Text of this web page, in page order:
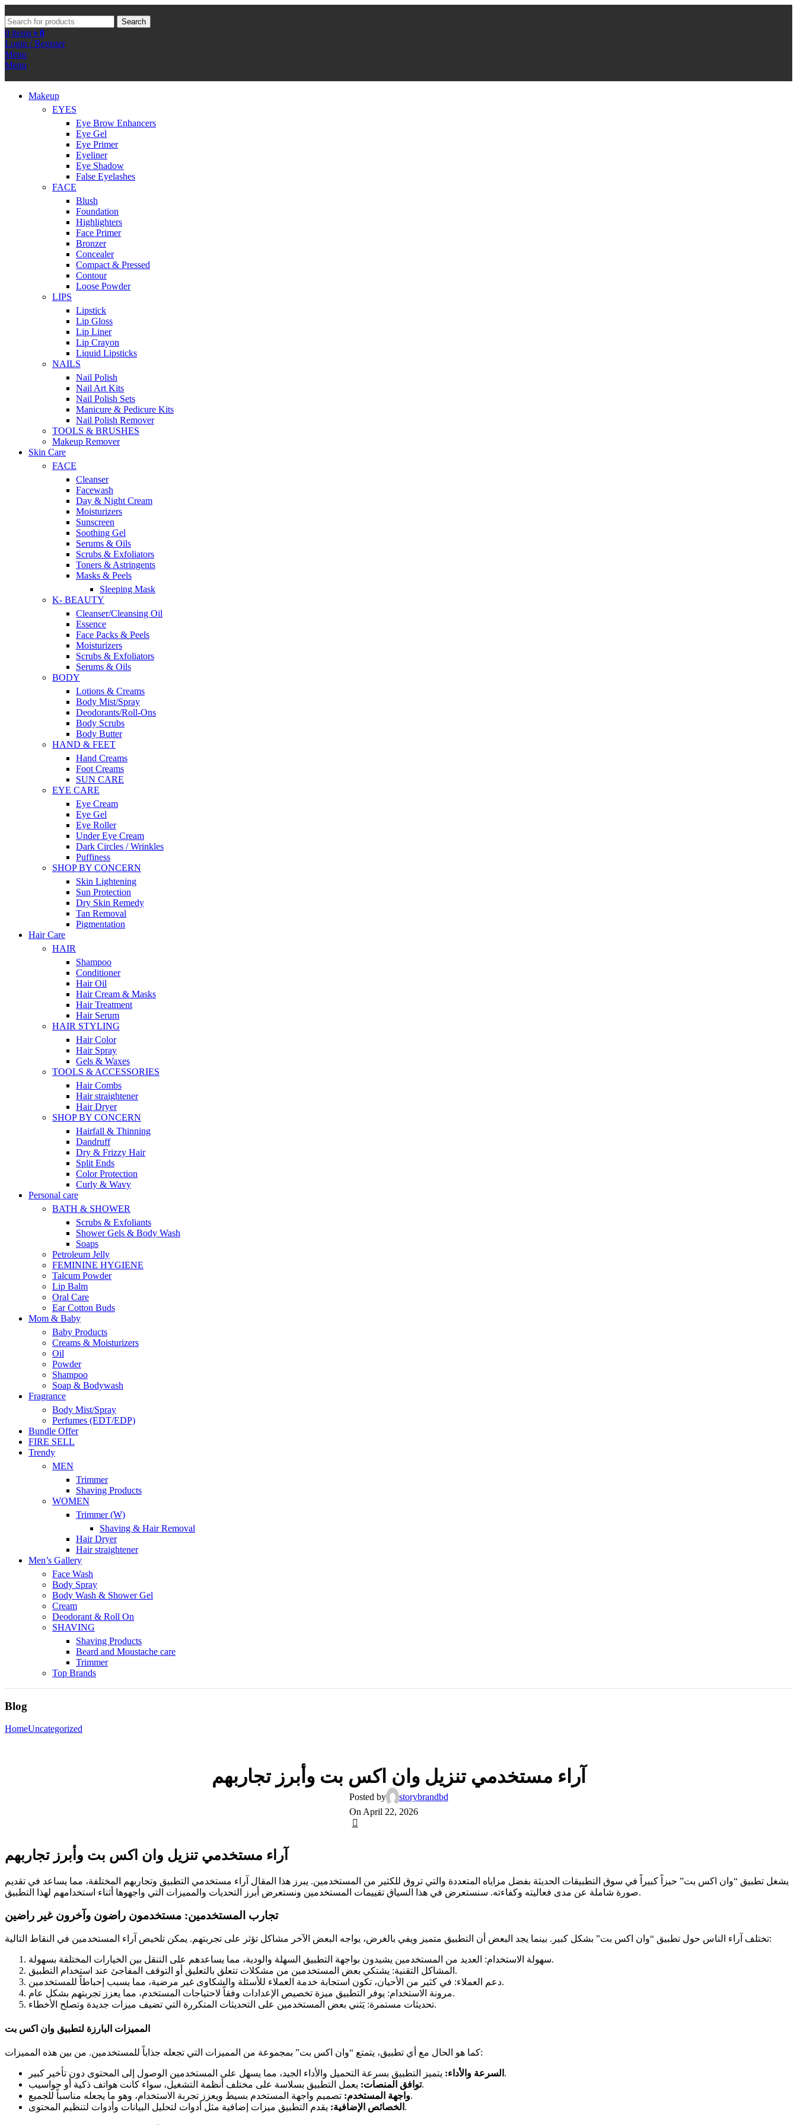
Search
0 items ৳0
Login / Register
Menu
Menu
Makeup
EYES
Eye Brow Enhancers
Eye Gel
Eye Primer
Eyeliner
Eye Shadow
False Eyelashes
FACE
Blush
Foundation
Highlighters
Face Primer
Bronzer
Concealer
Compact & Pressed
Contour
Loose Powder
LIPS
Lipstick
Lip Gloss
Lip Liner
Lip Crayon
Liquid Lipsticks
NAILS
Nail Polish
Nail Art Kits
Nail Polish Sets
Manicure & Pedicure Kits
Nail Polish Remover
TOOLS & BRUSHES
Makeup Remover
Skin Care
FACE
Cleanser
Facewash
Day & Night Cream
Moisturizers
Sunscreen
Soothing Gel
Serums & Oils
Scrubs & Exfoliators
Toners & Astringents
Masks & Peels
Sleeping Mask
K- BEAUTY
Cleanser/Cleansing Oil
Essence
Face Packs & Peels
Moisturizers
Scrubs & Exfoliators
Serums & Oils
BODY
Lotions & Creams
Body Mist/Spray
Deodorants/Roll-Ons
Body Scrubs
Body Butter
HAND & FEET
Hand Creams
Foot Creams
SUN CARE
EYE CARE
Eye Cream
Eye Gel
Eye Roller
Under Eye Cream
Dark Circles / Wrinkles
Puffiness
SHOP BY CONCERN
Skin Lightening
Sun Protection
Dry Skin Remedy
Tan Removal
Pigmentation
Hair Care
HAIR
Shampoo
Conditioner
Hair Oil
Hair Cream & Masks
Hair Treatment
Hair Serum
HAIR STYLING
Hair Color
Hair Spray
Gels & Waxes
TOOLS & ACCESSORIES
Hair Combs
Hair straightener
Hair Dryer
SHOP BY CONCERN
Hairfall & Thinning
Dandruff
Dry & Frizzy Hair
Split Ends
Color Protection
Curly & Wavy
Personal care
BATH & SHOWER
Scrubs & Exfoliants
Shower Gels & Body Wash
Soaps
Petroleum Jelly
FEMININE HYGIENE
Talcum Powder
Lip Balm
Oral Care
Ear Cotton Buds
Mom & Baby
Baby Products
Creams & Moisturizers
Oil
Powder
Shampoo
Soap & Bodywash
Fragrance
Body Mist/Spray
Perfumes (EDT/EDP)
Bundle Offer
FIRE SELL
Trendy
MEN
Trimmer
Shaving Products
WOMEN
Trimmer (W)
Shaving & Hair Removal
Hair Dryer
Hair straightener
Men’s Gallery
Face Wash
Body Spray
Body Wash & Shower Gel
Cream
Deodorant & Roll On
SHAVING
Shaving Products
Beard and Moustache care
Trimmer
Top Brands
Blog
HomeUncategorized
آراء مستخدمي تنزيل وان اكس بت وأبرز تجاربهم
Posted by
storybrandbd
On April 22, 2026
آراء مستخدمي تنزيل وان اكس بت وأبرز تجاربهم
يشغل تطبيق “وان اكس بت” حيزاً كبيراً في سوق التطبيقات الحديثة بفضل مزاياه المتعددة والتي تروق للكثير من المستخدمين. يبرز هذا المقال آراء مستخدمي التطبيق وتجاربهم المختلفة، مما يساعد في تقديم
صورة شاملة عن مدى فعاليته وكفاءته. سنستعرض في هذا السياق تقييمات المستخدمين ونستعرض أبرز التحديات والمميزات التي واجهوها أثناء استخدامهم لهذا التطبيق.
تجارب المستخدمين: مستخدمون راضون وآخرون غير راضين
تختلف آراء الناس حول تطبيق “وان اكس بت” بشكل كبير. بينما يجد البعض أن التطبيق متميز ويفي بالغرض، يواجه البعض الآخر مشاكل تؤثر على تجربتهم. يمكن تلخيص آراء المستخدمين في النقاط التالية:
سهولة الاستخدام: العديد من المستخدمين يشيدون بواجهة التطبيق السهلة والودية، مما يساعدهم على التنقل بين الخيارات المختلفة بسهولة.
المشاكل التقنية: يشتكي بعض المستخدمين من مشكلات تتعلق بالتعليق أو التوقف المفاجئ عند استخدام التطبيق.
دعم العملاء: في كثير من الأحيان، تكون استجابة خدمة العملاء للأسئلة والشكاوى غير مرضية، مما يسبب إحباطاً للمستخدمين.
مرونة الاستخدام: يوفر التطبيق ميزة تخصيص الإعدادات وفقاً لاحتياجات المستخدم، مما يعزز تجربتهم بشكل عام.
تحديثات مستمرة: يَثني بعض المستخدمين على التحديثات المتكررة التي تضيف ميزات جديدة وتصلح الأخطاء.
المميزات البارزة لتطبيق وان اكس بت
كما هو الحال مع أي تطبيق، يتمتع “وان اكس بت” بمجموعة من المميزات التي تجعله جذاباً للمستخدمين. من بين هذه المميزات:
السرعة والأداء: يتميز التطبيق بسرعة التحميل والأداء الجيد، مما يسهل على المستخدمين الوصول إلى المحتوى دون تأخير كبير.
توافق المنصات:يعمل التطبيق بسلاسة على مختلف أنظمة التشغيل، سواء كانت هواتف ذكية أو حواسيب.
واجهة المستخدم:تصميم واجهة المستخدم بسيط ويعزز تجربة الاستخدام، وهو ما يجعله مناسباً للجميع.
الخصائص الإضافية: يقدم التطبيق ميزات إضافية مثل أدوات لتحليل البيانات وأدوات لتنظيم المحتوى.